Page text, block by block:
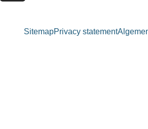
SitemapPrivacy statement